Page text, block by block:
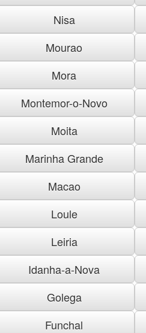
Nisa
Mourao
Mora
Montemor-o-Novo
Moita
Marinha Grande
Macao
Loule
Leiria
Idanha-a-Nova
Golega
Funchal